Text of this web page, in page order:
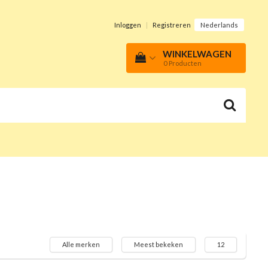
Inloggen | Registreren Nederlands
WINKELWAGEN
0 Producten
Alle merken Meest bekeken 12